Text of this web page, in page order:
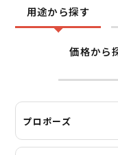
用途から探す
価格から
プロポーズ